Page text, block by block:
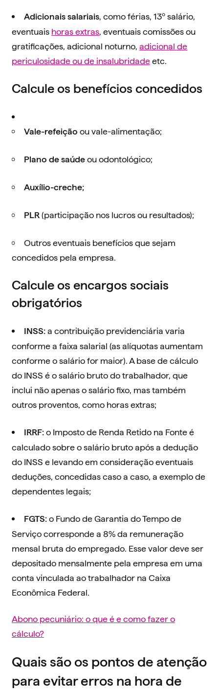
Adicionais salariais, como férias, 13º salário,
eventuais horas extras, eventuais comissões ou
gratificações, adicional noturno, adicional de
periculosidade ou de insalubridadeetc.
Calcule os benefícios concedidos
Vale-refeição ou vale-alimentação;
Plano de saúde ou odontológico;
Auxílio-creche;
PLR (participação nos lucros ou resultados);
Outros eventuais benefícios que sejam
concedidos pela empresa.
Calcule os encargos sociais
obrigatórios
INSS: a contribuição previdenciária varia
conforme a faixa salarial (as alíquotas aumentam
conforme o salário for maior). A base de cálculo
do INSS é o salário bruto do trabalhador, que
inclui não apenas o salário fixo, mas também
outros proventos, como horas extras;
IRRF: o Imposto de Renda Retido na Fonte é
calculado sobre o salário bruto após a dedução
do INSS e levando em consideração eventuais
deduções, concedidas caso a caso, a exemplo de
dependentes legais;
FGTS: o Fundo de Garantia do Tempo de
Serviço corresponde a 8% da remuneração
mensal bruta do empregado. Esse valor deve ser
depositado mensalmente pela empresa em uma
conta vinculada ao trabalhador na Caixa
Econômica Federal.
Abono pecuniário: o que é e como fazer o
cálculo?
Quais são os pontos de atenção
para evitar erros na hora de